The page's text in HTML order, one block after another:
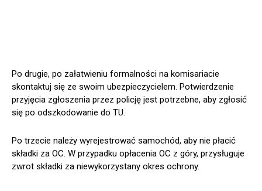
Po drugie, po załatwieniu formalności na komisariacie
skontaktuj się ze swoim ubezpieczycielem. Potwierdzenie
przyjęcia zgłoszenia przez policję jest potrzebne, aby zgłosić
się po odszkodowanie do TU.
Po trzecie należy wyrejestrować samochód, aby nie płacić
składki za OC. W przypadku opłacenia OC z góry, przysługuje
zwrot składki za niewykorzystany okres ochrony.